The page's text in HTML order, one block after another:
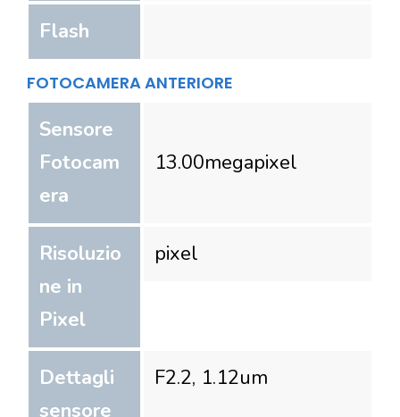
Flash
FOTOCAMERA ANTERIORE
Sensore
Fotocam
era
13.00megapixel
Risoluzio
ne in
Pixel
pixel
Dettagli
sensore
F2.2, 1.12um